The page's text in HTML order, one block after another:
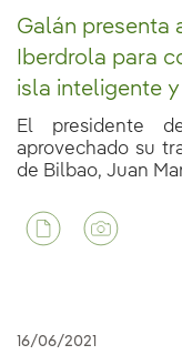
Galán presenta
Iberdrola para
isla inteligente
El presidente
aprovechado su
de Bilbao, Juan
16/06/2021